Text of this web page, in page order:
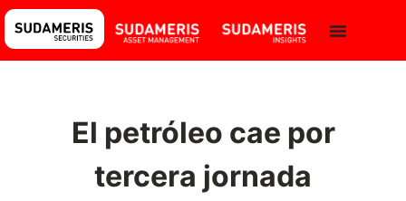
El petróleo cae por
tercera jornada